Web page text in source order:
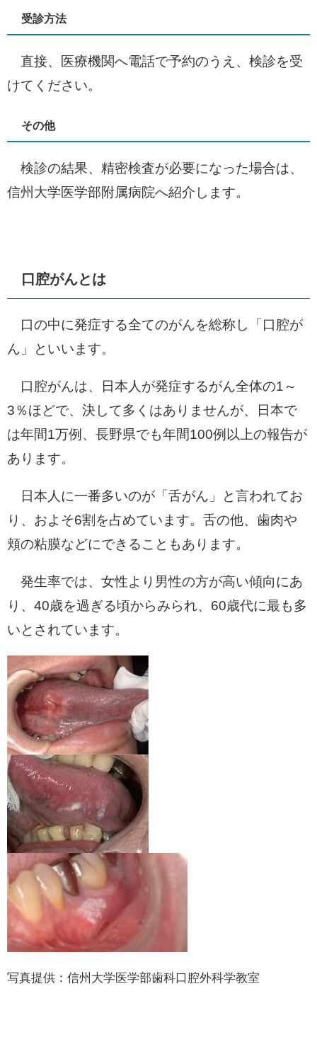
受診方法
直接、医療機関へ電話で予約のうえ、検診を受
けてください。
その他
検診の結果、精密検査が必要になった場合は、
信州大学医学部附属病院へ紹介します。
口腔がんとは
口の中に発症する全てのがんを総称し「口腔が
ん」といいます。
口腔がんは、日本人が発症するがん全体の1～
3％ほどで、決して多くはありませんが、日本で
は年間1万例、長野県でも年間100例以上の報告が
あります。
日本人に一番多いのが「舌がん」と言われてお
り、およそ6割を占めています。舌の他、歯肉や
頬の粘膜などにできることもあります。
発生率では、女性より男性の方が高い傾向にあ
り、40歳を過ぎる頃からみられ、60歳代に最も多
いとされています。
写真提供：信州大学医学部歯科口腔外科学教室